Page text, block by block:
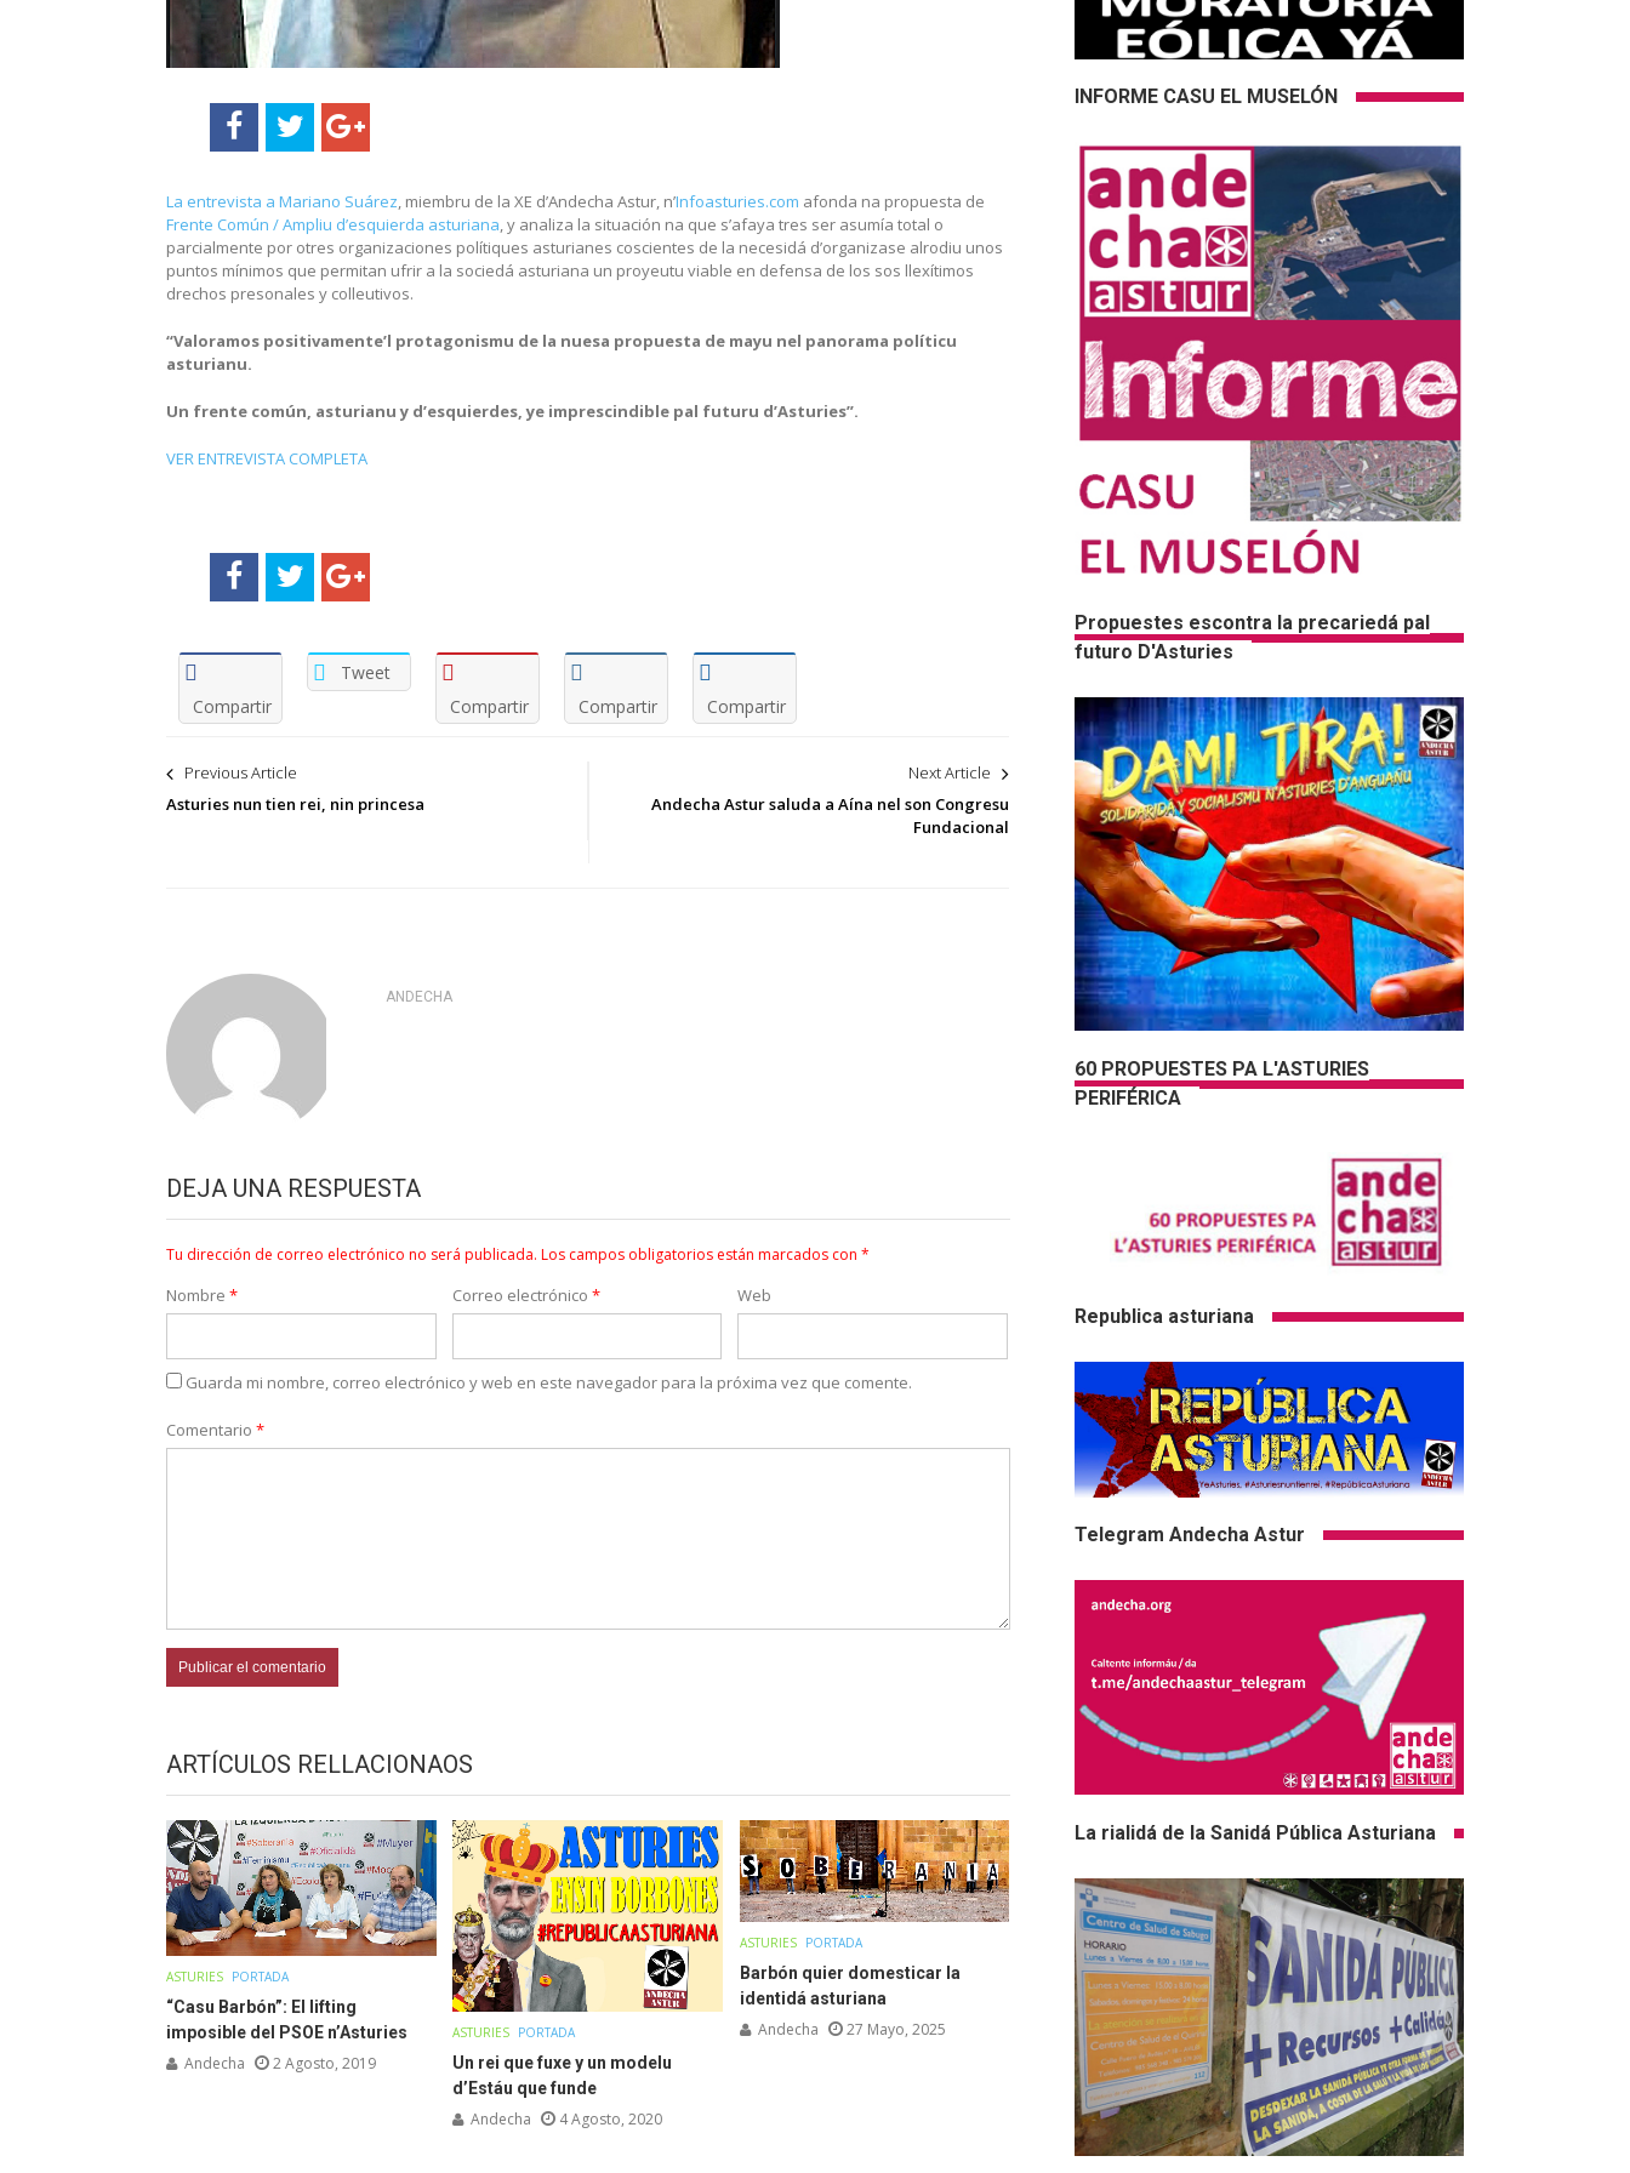
La entrevista a Mariano Suárez, miembru de la XE d’Andecha Astur, n’Infoasturies.com afonda na propuesta de
Frente Común / Ampliu d’esquierda asturiana, y analiza la situación na que s’afaya tres ser asumía total o
parcialmente por otres organizaciones polítiques asturianes coscientes de la necesidá d’organizase alrodiu unos
puntos mínimos que permitan ufrir a la sociedá asturiana un proyeutu viable en defensa de los sos llexítimos
drechos presonales y colleutivos.
“Valoramos positivamente’l protagonismu de la nuesa propuesta de mayu nel panorama políticu
asturianu.
Un frente común, asturianu y d’esquierdes, ye imprescindible pal futuru d’Asturies”.
VER ENTREVISTA COMPLETA
Compartir
Tweet
Compartir
Compartir Compartir
Navegación
de
Previous Article
Asturies nun tien rei, nin princesa
Next Article
Andecha Astur saluda a Aína nel son Congresu
Fundacional
ANDECHA
DEJA UNA RESPUESTA
Tu dirección de correo electrónico no será publicada. Los campos obligatorios están marcados con *
Nombre * Correo electrónico * Web
Guarda mi nombre, correo electrónico y web en este navegador para la próxima vez que comente.
Comentario *
ARTÍCULOS RELLACIONAOS
ASTURIES PORTADA
“Casu Barbón”: El lifting
imposible del PSOE n’Asturies
Andecha 2 Agosto, 2019
ASTURIES PORTADA
Un rei que fuxe y un modelu
d’Estáu que funde
Andecha 4 Agosto, 2020
ASTURIES PORTADA
Barbón quier domesticar la
identidá asturiana
Andecha 27 Mayo, 2025
INFORME CASU EL MUSELÓN
Propuestes escontra la precariedá pal
futuro D'Asturies
60 PROPUESTES PA L'ASTURIES
PERIFÉRICA
Republica asturiana
Telegram Andecha Astur
La rialidá de la Sanidá Pública Asturiana